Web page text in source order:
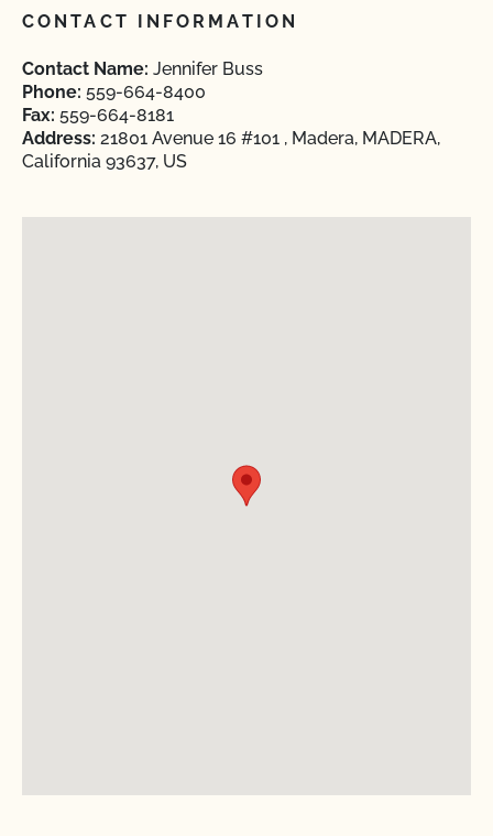
CONTACT INFORMATION
Contact Name: Jennifer Buss
Phone: 559-664-8400
Fax: 559-664-8181
Address: 21801 Avenue 16 #101 , Madera, MADERA,
California 93637, US